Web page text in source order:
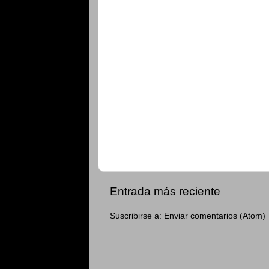
Entrada más reciente
Suscribirse a: Enviar comentarios (Atom)